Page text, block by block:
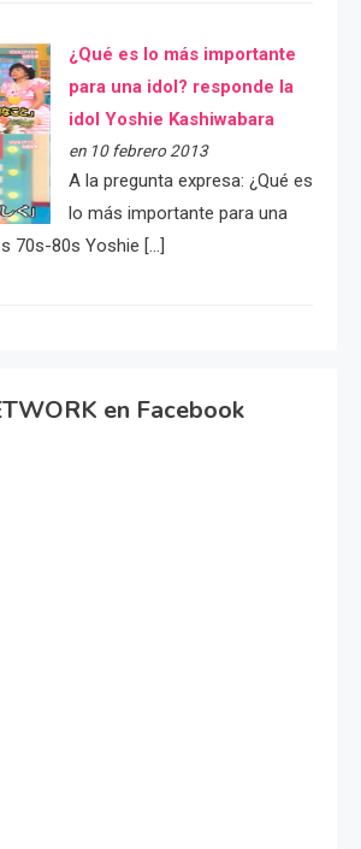
¿Qué es lo más importante
para una idol? responde la
idol Yoshie Kashiwabara
en 10 febrero 2013
A la pregunta expresa: ¿Qué es
lo más importante para una
70s-80s Yoshie […]
en Facebook